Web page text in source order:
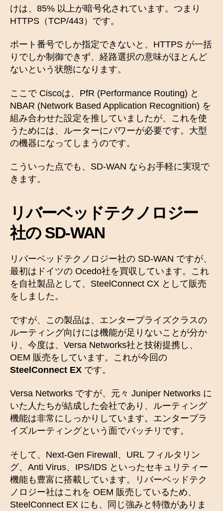
けは、85% 以上が暗号化されています。つまり
HTTPS（TCP/443）です。
ポート番号でしか指定できないと、HTTPS が一括
りでしか制御できず、経路選択の意味がほとんど
ないという状態になります。
ここで Ciscoは、PfR (Performance Routing) と
NBAR (Network Based Application Recognition) を
組み合わせた設定を推していましたが、これを使
うためには、ルーターにパワーが必要です。大型
の機器になってしまうのです。
こういった点でも、SD-WAN ならお手軽に実現で
きます。
リバーベッドテクノロジー
社の SD-WAN
リバーベッドテクノロジー社の SD-WAN ですが、
最初はドイツの Ocedo社を買収しています。これ
を自社製品として、SteelConnect CX として販売
をしました。
ですが、この製品は、エンタープライズクラスの
ルーティング向けには機能が足りないことが分か
り、今度は、Versa Networks社と技術提携し、
OEM 販売をしています。これが今回の
SteelConnect EX です。
Versa Networks ですが、元々 Juniper Networks に
いた人たちが結成した会社であり、ルーティング
機能は非常にしっかりしています。エンタープラ
イズルーティングという面でバッチリです。
そして、Next-Gen Firewall、URL フィルタリン
グ、Anti Virus、IPS/IDS といったセキュリティー
機能も豊富に搭載しています。リバーベッドテク
ノロジー社はこれを OEM 販売しているため、
SteelConnect EX にも、同じ強みと特徴がありま